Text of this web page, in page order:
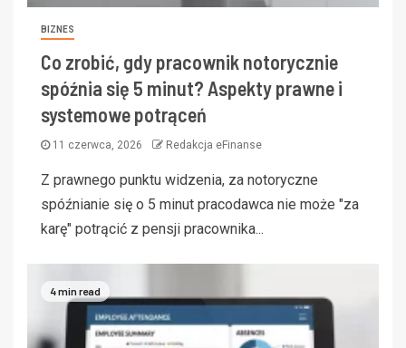
BIZNES
Co zrobić, gdy pracownik notorycznie
spóźnia się 5 minut? Aspekty prawne i
systemowe potrąceń
11 czerwca, 2026 Redakcja eFinanse
Z prawnego punktu widzenia, za notoryczne
spóźnianie się o 5 minut pracodawca nie może "za
karę" potrącić z pensji pracownika...
4 min read